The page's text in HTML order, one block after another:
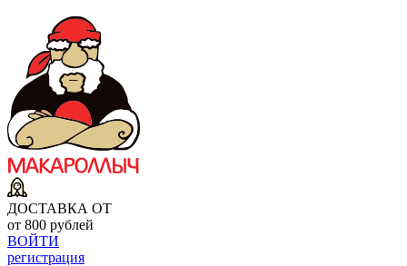
ДОСТАВКА ОТ
от 800 рублей
ВОЙТИ
регистрация